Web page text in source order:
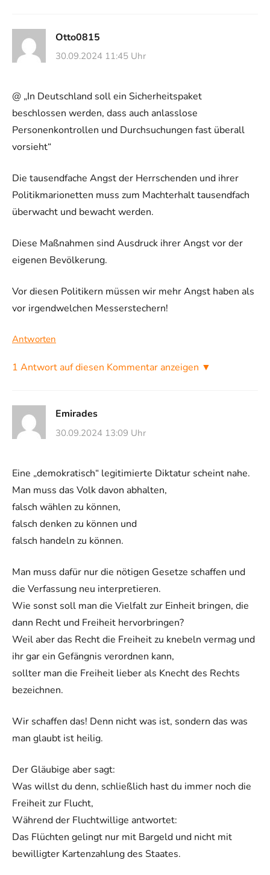
Otto0815
30.09.2024 11:45 Uhr
@ „In Deutschland soll ein Sicherheitspaket
beschlossen werden, dass auch anlasslose
Personenkontrollen und Durchsuchungen fast überall
vorsieht“
Die tausendfache Angst der Herrschenden und ihrer
Politikmarionetten muss zum Machterhalt tausendfach
überwacht und bewacht werden.
Diese Maßnahmen sind Ausdruck ihrer Angst vor der
eigenen Bevölkerung.
Vor diesen Politikern müssen wir mehr Angst haben als
vor irgendwelchen Messerstechern!
Antworten
1 Antwort auf diesen Kommentar anzeigen ▼
Emirades
30.09.2024 13:09 Uhr
Eine „demokratisch“ legitimierte Diktatur scheint nahe.
Man muss das Volk davon abhalten,
falsch wählen zu können,
falsch denken zu können und
falsch handeln zu können.
Man muss dafür nur die nötigen Gesetze schaffen und
die Verfassung neu interpretieren.
Wie sonst soll man die Vielfalt zur Einheit bringen, die
dann Recht und Freiheit hervorbringen?
Weil aber das Recht die Freiheit zu knebeln vermag und
ihr gar ein Gefängnis verordnen kann,
sollter man die Freiheit lieber als Knecht des Rechts
bezeichnen.
Wir schaffen das! Denn nicht was ist, sondern das was
man glaubt ist heilig.
Der Gläubige aber sagt:
Was willst du denn, schließlich hast du immer noch die
Freiheit zur Flucht,
Während der Fluchtwillige antwortet:
Das Flüchten gelingt nur mit Bargeld und nicht mit
bewilligter Kartenzahlung des Staates.